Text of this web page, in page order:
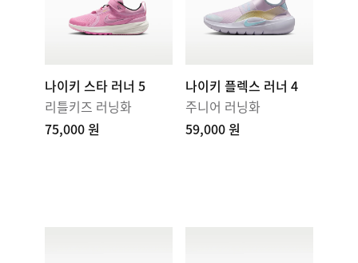
나이키 스타 러너 5
리틀키즈 러닝화
75,000 원
나이키 플렉스 러너 4
주니어 러닝화
59,000 원